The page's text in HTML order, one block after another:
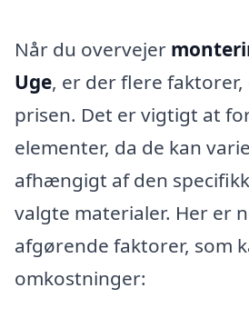
Når du overvejer
Uge, er der flere
prisen. Det er vigtigt at
elementer, da de kan
afhængigt af den
valgte materialer. Her er
afgørende faktorer, som
omkostninger: